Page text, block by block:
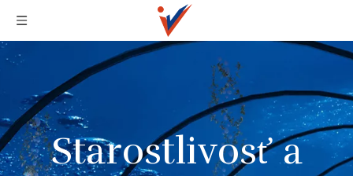
Starostlivosť a